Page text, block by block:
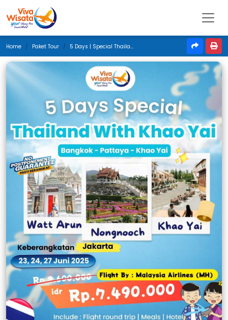
Home Paket Tour 5 Days | Special Thailand With Khao Yai | Juni 2025 | Jakarta